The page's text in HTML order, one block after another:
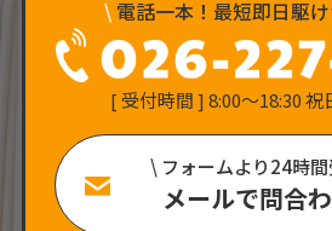
\ 電話一本！最短即日駆け
[ 受付時間 ] 8:00〜18:30 祝
\ フォームより24時
メールで問合